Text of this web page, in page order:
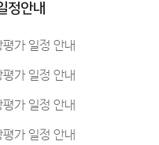
정안내
가 일정 안내
가 일정 안내
가 일정 안내
가 일정 안내